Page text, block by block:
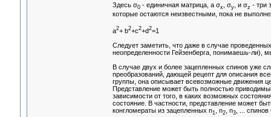
Здесь σ0- единичная матрица, а σx , σy, и σz - три
которые остаются неизвестными, пока не
a2+ b2+c2+d2=1
Следует заметить, что даже в случае
неопределенности Гейзенберга, понимаешь-ли),
В случае двух и более зацепленных спинов уже
преобразований, дающей рецепт для описания
группы, она описывает всевозможные движения
Представление может быть полностью
зависимости от того, в каких возможных
состояние. В частности, представление может
конгломераты из зацепленных n1 , n2, n3, ... спинов